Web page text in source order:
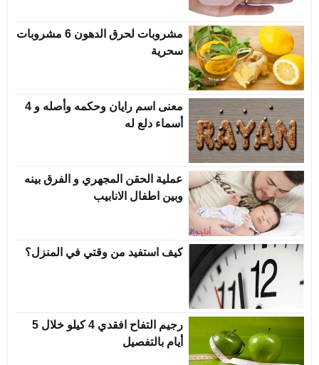
مشروبات لحرق الدهون 6 مشروبات
سحرية
معنى اسم رايان وحكمه وأصله و 4
أسماء دلع له
عملية الحقن المجهري و الفرق بينه
وبين اطفال الانابيب
كيف استفيد من وقتي في المنزل؟
رجيم التفاح افقدي 4 كيلو خلال 5
أيام بالتفصيل